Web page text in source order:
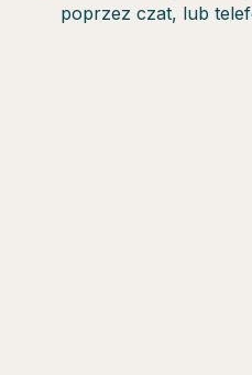
poprzez czat, lub